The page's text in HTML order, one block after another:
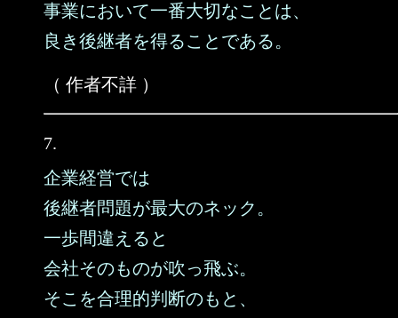
事業において一番大切なことは、
良き後継者を得ることである。
（ 作者不詳 ）
7.
企業経営では
後継者問題が最大のネック。
一歩間違えると
会社そのものが吹っ飛ぶ。
そこを合理的判断のもと、